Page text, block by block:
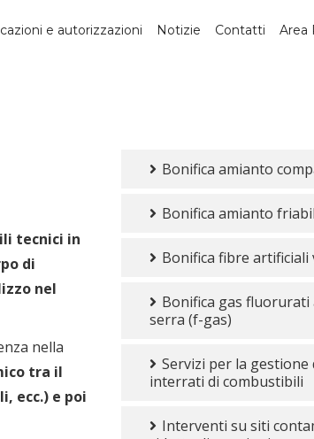
e autorizzazioni Notizie Contatti Area
tecnici in
di
nel
nella
tra il
ecc.) e poi
Bonifica amianto
Bonifica amianto
Bonifica fibre artificiali
Bonifica gas fluorurati
serra (f-gas)
Servizi per la gestione
interrati di combustibili
Interventi su siti